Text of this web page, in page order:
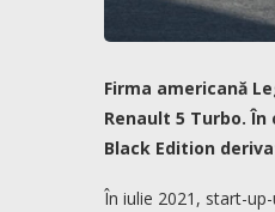
Firma americană
Renault 5 Turbo.
Black Edition
În iulie 2021, start-